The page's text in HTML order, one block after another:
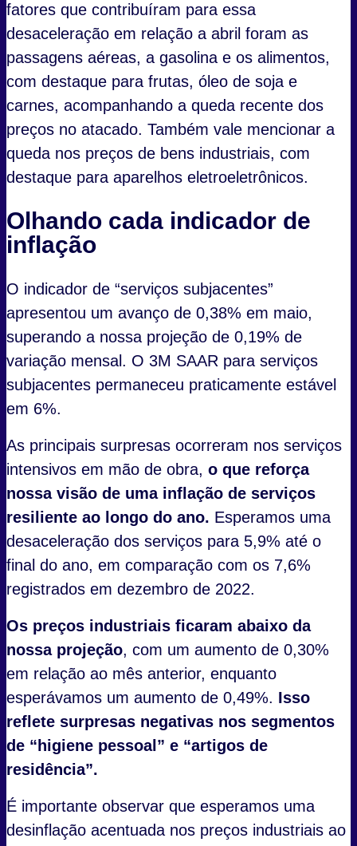
fatores que contribuíram para essa
desaceleração em relação a abril foram as
passagens aéreas, a gasolina e os alimentos,
com destaque para frutas, óleo de soja e
carnes, acompanhando a queda recente dos
preços no atacado. Também vale mencionar a
queda nos preços de bens industriais, com
destaque para aparelhos eletroeletrônicos.
Olhando cada indicador de
inflação
O indicador de “serviços subjacentes”
apresentou um avanço de 0,38% em maio,
superando a nossa projeção de 0,19% de
variação mensal. O 3M SAAR para serviços
subjacentes permaneceu praticamente estável
em 6%.
As principais surpresas ocorreram nos serviços
intensivos em mão de obra, o que reforça
nossa visão de uma inflação de serviços
resiliente ao longo do ano. Esperamos uma
desaceleração dos serviços para 5,9% até o
final do ano, em comparação com os 7,6%
registrados em dezembro de 2022.
Os preços industriais ficaram abaixo da
nossa projeção, com um aumento de 0,30%
em relação ao mês anterior, enquanto
esperávamos um aumento de 0,49%. Isso
reflete surpresas negativas nos segmentos
de “higiene pessoal” e “artigos de
residência”.
É importante observar que esperamos uma
desinflação acentuada nos preços industriais ao